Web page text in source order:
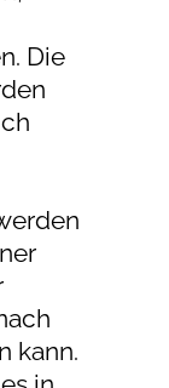
Die
kann.